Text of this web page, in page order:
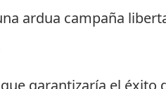
ardua campaña
garantizaría el éxito